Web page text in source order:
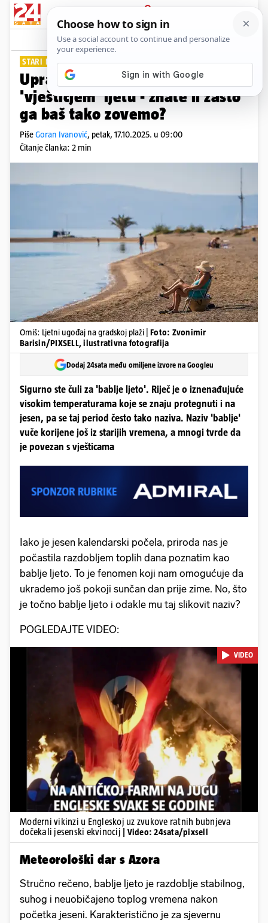
PRIJAVA
Lifestyle Komentari
STARI NAZIV
Upravo uživamo u 'babljem' ili
'vještičjem' ljetu - znate li zašto
ga baš tako zovemo?
PišeGoran Ivanović, petak, 17.10.2025. u 09:00
Čitanje članka: 2 min
Omiš: Ljetni ugođaj na gradskoj plaži | Foto: Zvonimir
Barisin/PIXSELL, ilustrativna fotografija
Dodaj 24sata među omiljene izvore na Googleu
Sigurno ste čuli za 'bablje ljeto'. Riječ je o iznenađujuće
visokim temperaturama koje se znaju protegnuti i na
jesen, pa se taj period često tako naziva. Naziv 'bablje'
vuče korijene još iz starijih vremena, a mnogi tvrde da
je povezan s vješticama
Iako je jesen kalendarski počela, priroda nas je
počastila razdobljem toplih dana poznatim kao
bablje ljeto. To je fenomen koji nam omogućuje da
ukrademo još pokoji sunčan dan prije zime. No, što
je točno bablje ljeto i odakle mu taj slikovit naziv?
POGLEDAJTE VIDEO:
Pokretanje videa...
VIDEO
Moderni vikinzi u Engleskoj uz zvukove ratnih bubnjeva
dočekali jesenski ekvinocij
| Video: 24sata/pixsell
Meteorološki dar s Azora
Stručno rečeno, bablje ljeto je razdoblje stabilnog,
suhog i neuobičajeno toplog vremena nakon
početka jeseni. Karakteristično je za sjevernu